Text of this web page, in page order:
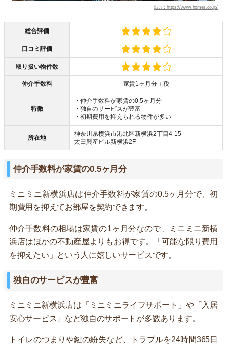
出典：https://www.homes.co.jp/
総合評価
口コミ評価
取り扱い物件数
仲介手数料 家賃1ヶ月分＋税
特徴
・仲介手数料が家賃の0.5ヶ月分
・独自のサービスが豊富
・初期費用を抑えられる物件が多い
所在地
神奈川県横浜市港北区新横浜2丁目4-15
太田興産ビル新横浜2F
仲介手数料が家賃の0.5ヶ月分
ミニミニ新横浜店は仲介手数料が家賃の0.5ヶ月分で、初
期費用を抑えてお部屋を契約できます。
仲介手数料の相場は家賃の1ヶ月分なので、ミニミニ新横
浜店はほかの不動産屋よりもお得です。「可能な限り費用
を抑えたい」という人に嬉しいサービスです。
独自のサービスが豊富
ミニミニ新横浜店は「ミニミニライフサポート」や「入居
安心サービス」など独自のサポートが多数あります。
トイレのつまりや鍵の紛失など、トラブルを24時間365日